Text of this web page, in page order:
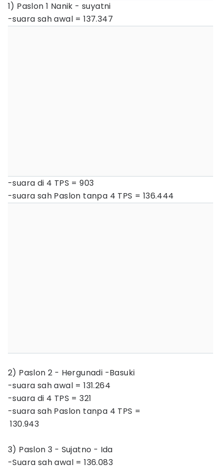
1) Paslon 1 Nanik - suyatni
-suara sah awal = 137.347
-suara di 4 TPS = 903
-suara sah Paslon tanpa 4 TPS = 136.444
2) Paslon 2 - Hergunadi -Basuki
-suara sah awal = 131.264
-suara di 4 TPS = 321
-suara sah Paslon tanpa 4 TPS =
130.943
3) Paslon 3 - Sujatno - Ida
-Suara sah awal = 136.083